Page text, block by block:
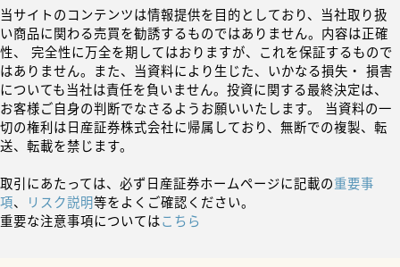
当サイトのコンテンツは情報提供を目的としており、当社取り扱
い商品に関わる売買を勧誘するものではありません。内容は正確
性、 完全性に万全を期してはおりますが、これを保証するもので
はありません。また、当資料により生じた、いかなる損失・ 損害
についても当社は責任を負いません。投資に関する最終決定は、
お客様ご自身の判断でなさるようお願いいたします。 当資料の一
切の権利は日産証券株式会社に帰属しており、無断での複製、転
送、転載を禁じます。
取引にあたっては、必ず日産証券ホームページに記載の重要事
項、 リスク説明等をよくご確認ください。
重要な注意事項についてはこちら